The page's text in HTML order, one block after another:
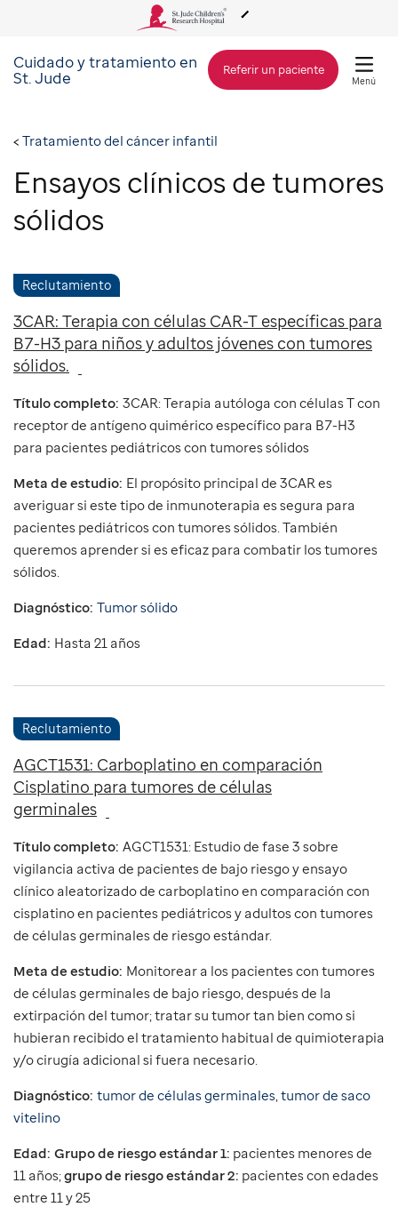
Acerca de St. Jude
Investigación
Cómo involucrarse
Cómo donar
Cuidado y tratamiento en
St. Jude Referir un paciente
Menú
Tratamiento del cáncer infantil
Ensayos clínicos de tumores
sólidos
Reclutamiento
3CAR: Terapia con células CAR-T específicas para
B7-H3 para niños y adultos jóvenes con tumores
sólidos.
Título completo: 3CAR: Terapia autóloga con células T con
receptor de antígeno quimérico específico para B7-H3
para pacientes pediátricos con tumores sólidos
Meta de estudio: El propósito principal de 3CAR es
averiguar si este tipo de inmunoterapia es segura para
pacientes pediátricos con tumores sólidos. También
queremos aprender si es eficaz para combatir los tumores
sólidos.
Diagnóstico: Tumor sólido
Edad: Hasta 21 años
Reclutamiento
AGCT1531: Carboplatino en comparación
Cisplatino para tumores de células
germinales
Título completo: AGCT1531: Estudio de fase 3 sobre
vigilancia activa de pacientes de bajo riesgo y ensayo
clínico aleatorizado de carboplatino en comparación con
cisplatino en pacientes pediátricos y adultos con tumores
de células germinales de riesgo estándar.
Meta de estudio: Monitorear a los pacientes con tumores
de células germinales de bajo riesgo, después de la
extirpación del tumor; tratar su tumor tan bien como si
hubieran recibido el tratamiento habitual de quimioterapia
y/o cirugía adicional si fuera necesario.
Diagnóstico: tumor de células germinales tumor de saco
vitelino
Edad: Grupo de riesgo estándar 1: pacientes menores de
11 años;grupo de riesgo estándar 2: pacientes con edades
entre 11 y 25